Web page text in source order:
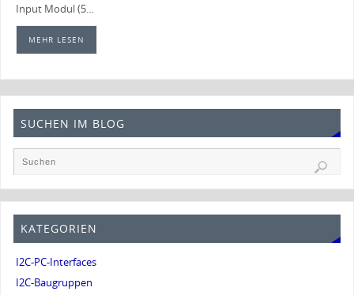
Input Modul (5…
MEHR LESEN
SUCHEN IM BLOG
KATEGORIEN
I2C-PC-Interfaces
I2C-Baugruppen